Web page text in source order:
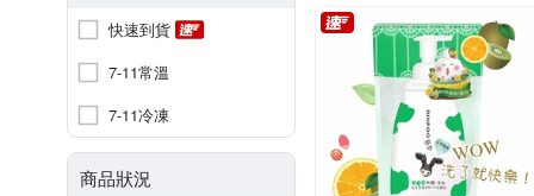
快速到貨
7-11常溫
7-11冷凍
商品狀況